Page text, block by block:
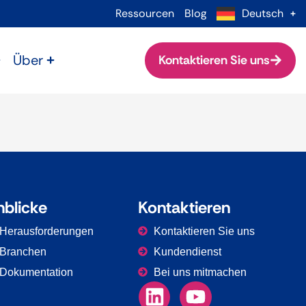
Ressourcen Blog Deutsch
Über Kontaktieren Sie uns
Kontaktieren
Kontaktieren Sie uns
Kundendienst
Bei uns mitmachen